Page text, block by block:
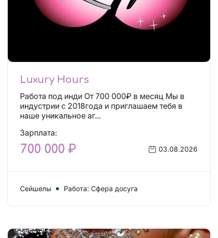
Luxury Hours
Работа под инди От 700 000₽ в месяц Мы в
индустрии с 2018года и приглашаем тебя в
наше уникальное аг...
Зарплата:
700 000 ₽ 03.08.2026
Сейшелы Работа: Сфера досуга